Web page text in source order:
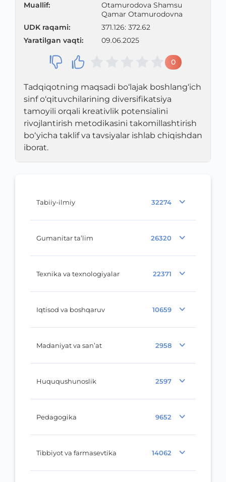
Tabiiy-ilmiy 32274
Gumanitar ta’lim 26320
Texnika va texnologiyalar 22371
Iqtisod va boshqaruv 10659
Madaniyat va san’at 2958
Huququshunoslik 2597
Pedagogika 9652
Tibbiyot va farmasevtika 14062
Muallif:
Otamurodova Shamsu
Qamar Otamurodovna
UDK raqami:
371.126: 372.62
Yaratilgan vaqti: 09.06.2025
0
Tadqiqotning maqsadi bо‘lajak boshlang‘ich
sinf о‘qituvchilarining diversifikatsiya
tamoyili orqali kreativlik potensialini
rivojlantirish metodikasini takomillashtirish
bo‘yicha taklif va tavsiyalar ishlab chiqishdan
iborat.